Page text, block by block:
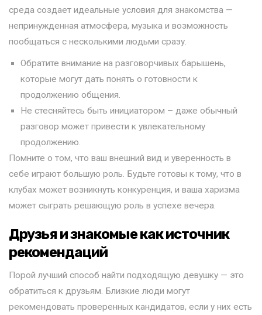
среда создает идеальные условия для знакомства —
непринужденная атмосфера, музыка и возможность
пообщаться с несколькими людьми сразу.
Обратите внимание на разговорчивых барышень,
которые могут дать понять о готовности к
продолжению общения.
Не стесняйтесь быть инициатором – даже обычный
разговор может привести к увлекательному
продолжению.
Помните о том, что ваш внешний вид и уверенность в
себе играют большую роль. Будьте готовы к тому, что в
клубах может возникнуть конкуренция, и ваша харизма
может сыграть решающую роль в успехе вечера.
Друзья и знакомые как источник
рекомендаций
Порой лучший способ найти подходящую девушку — это
обратиться к друзьям. Близкие люди могут
рекомендовать проверенных кандидатов, если у них есть